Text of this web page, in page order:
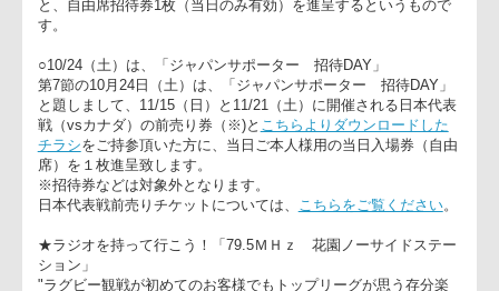
★「花園体感」キャンペーン(場所：正面入口 招待受付テン
本キャンペーンは、毎節ごとに設定された招待枠の対象となる
に、こちらから
専用のチラシをダウンロードしてご持参いただ
と、自由席招待券1枚（当日のみ有効）を進呈するというもの
す。
○10/24（土）は、「ジャパンサポーター 招待DAY」
第7節の10月24日（土）は、「ジャパンサポーター 招待DAY
と題しまして、11/15（日）と11/21（土）に開催される日本代
戦（vsカナダ）の前売り券（※)と こちらよりダウンロードした
チラシをご持参頂いた方に、当日ご本人様用の当日入場券（自
席）を１枚進呈致します。
※招待券などは対象外となります。